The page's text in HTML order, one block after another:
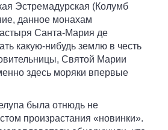
Эстремадурская (Колумб
данное монахам
Санта-Мария де
какую-нибудь землю в честь
Святой Марии
здесь моряки впервые
была отнюдь не
произрастания «новинки».